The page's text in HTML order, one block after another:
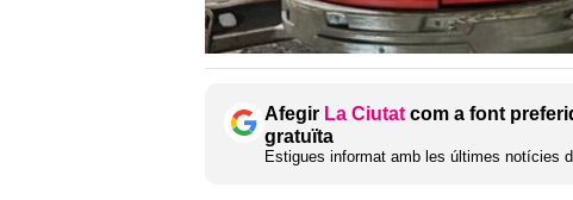
Afegir La Ciutat com a font
gratuïta
Estigues informat amb les últimes notícies